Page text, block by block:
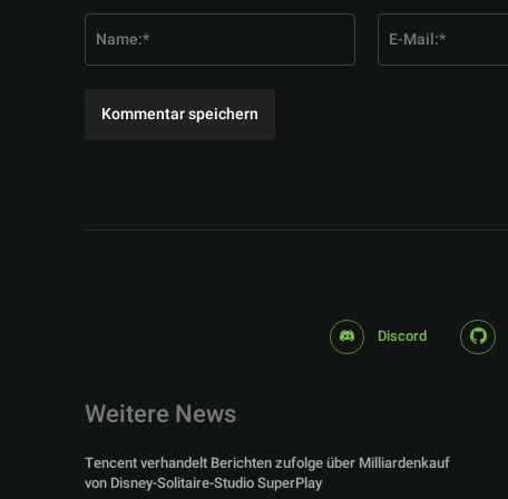
Discord
Weitere News
Tencent verhandelt Berichten zufolge über Milliardenkauf
von Disney-Solitaire-Studio SuperPlay